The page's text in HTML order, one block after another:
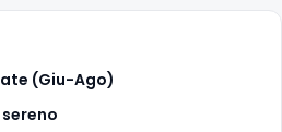
(Giu-Ago)
sereno